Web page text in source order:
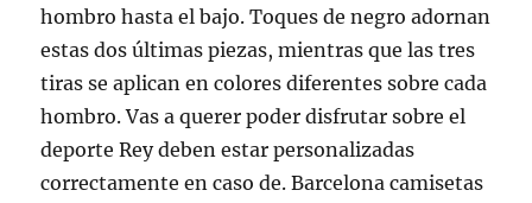
hombro hasta el bajo. Toques de negro adornan
estas dos últimas piezas, mientras que las tres
tiras se aplican en colores diferentes sobre cada
hombro. Vas a querer poder disfrutar sobre el
deporte Rey deben estar personalizadas
correctamente en caso de. Barcelona camisetas